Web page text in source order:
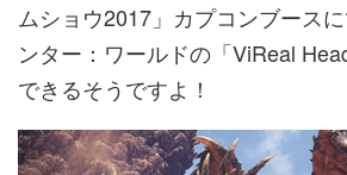
ムショウ2017」カプコンブース
ンター：ワールドの「ViReal
できるそうですよ！